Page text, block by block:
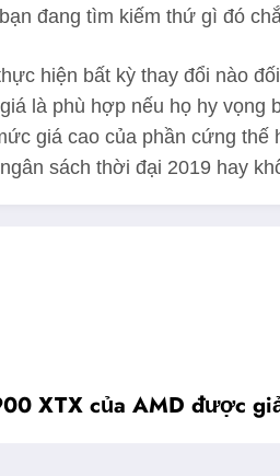
đang tìm kiếm thứ gì đó
hiện bất kỳ thay đổi nào
là phù hợp nếu họ hy
giá cao của phần cứng
sách thời đại 2019 hay
XTX của AMD được